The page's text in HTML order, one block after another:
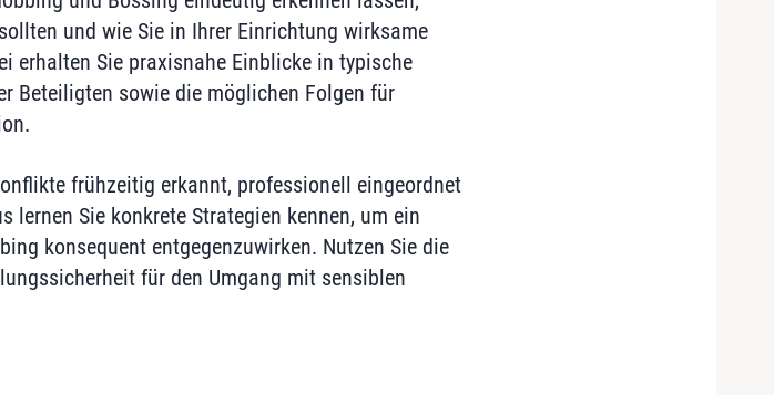
und wie Sie in Ihrer Einrichtung wirksame
erhalten Sie praxisnahe Einblicke in typische
Beteiligten sowie die möglichen Folgen für
frühzeitig erkannt, professionell eingeordnet
lernen Sie konkrete Strategien kennen, um ein
konsequent entgegenzuwirken. Nutzen Sie die
für den Umgang mit sensiblen